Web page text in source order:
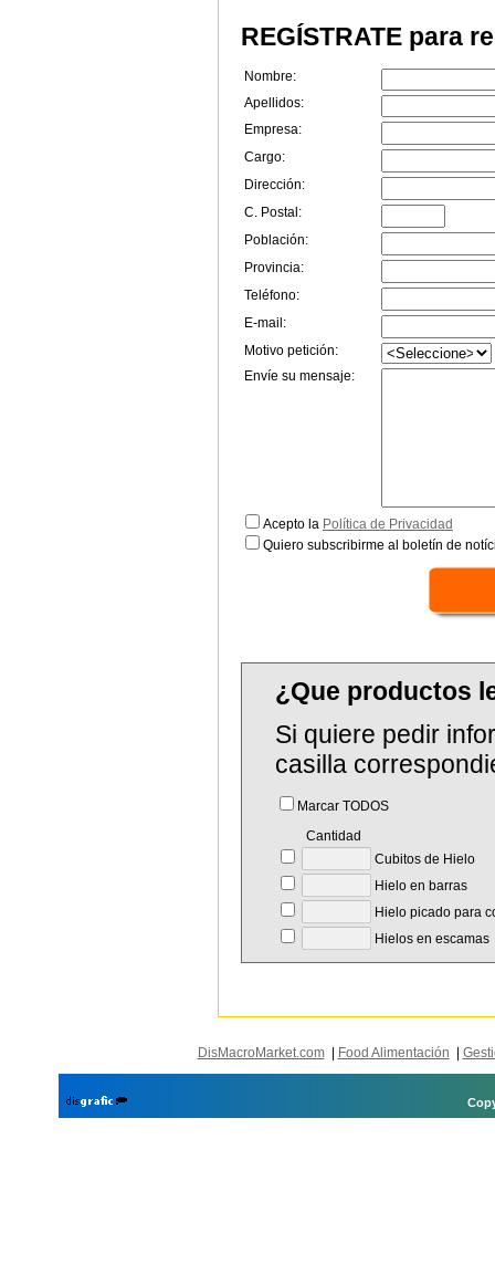
REGÍSTRATE para
Nombre:
Apellidos:
Empresa:
Cargo:
Dirección:
C. Postal:
Población:
Provincia:
Teléfono:
E-mail:
Motivo petición:
Envíe su mensaje:
Acepto la Política de Privacidad
Quiero subscribirme al boletín de
¿Que productos
Si quiere pedir
casilla
Marcar TODOS
Cantidad
Cubitos de Hielo
Hielo en barras
Hielo picado para
Hielos en escamas
DisMacroMarket.com| Food Alimentación